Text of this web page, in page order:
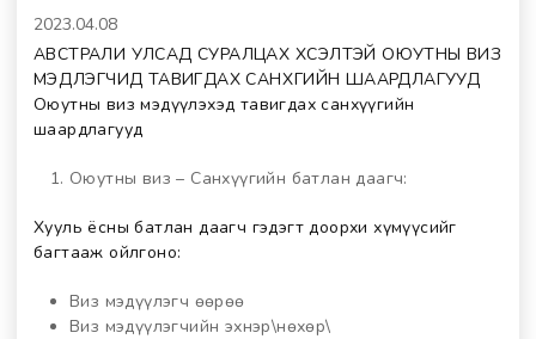
2023.04.08
АВСТРАЛИ УЛСАД СУРАЛЦАХ ХҮСЭЛТЭЙ ОЮУТНЫ ВИЗ
МЭДҮҮЛЭГЧИД ТАВИГДАХ САНХҮҮГИЙН ШААРДЛАГУУД
Оюутны виз мэдүүлэхэд тавигдах санхүүгийн
шаардлагууд
Оюутны виз – Санхүүгийн батлан даагч:
Хууль ёсны батлан даагч гэдэгт доорхи хүмүүсийг
багтааж ойлгоно:
Виз мэдүүлэгч өөрөө
Виз мэдүүлэгчийн эхнэр\нөхөр\